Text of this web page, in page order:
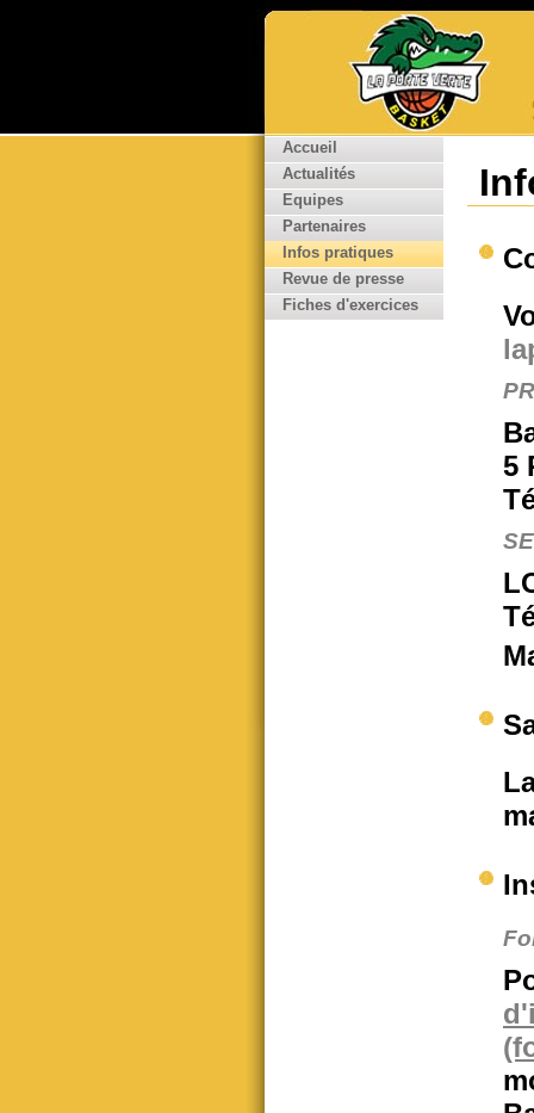
Accueil
Actualités
Equipes
Partenaires
Infos pratiques
Revue de presse
Fiches d'exercices
5